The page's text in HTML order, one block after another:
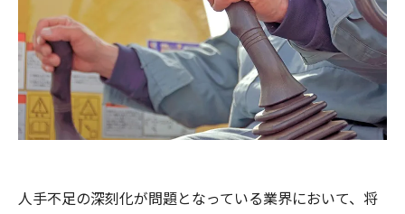
人手不足の深刻化が問題となっている業界において、将